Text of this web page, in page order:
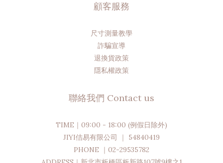
顧客服務
尺寸測量教學
詐騙宣導
退換貨政策
隱私權政策
聯絡我們 Contact us
TIME｜09:00 - 18:00 (例假日除外)
JIYI佶易有限公司 ｜ 54840419
PHONE ｜02-29535782